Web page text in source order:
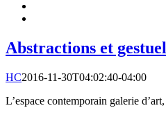
Abstractions et
HC2016-11-30T04:02:40-04:00
L’espace contemporain galerie